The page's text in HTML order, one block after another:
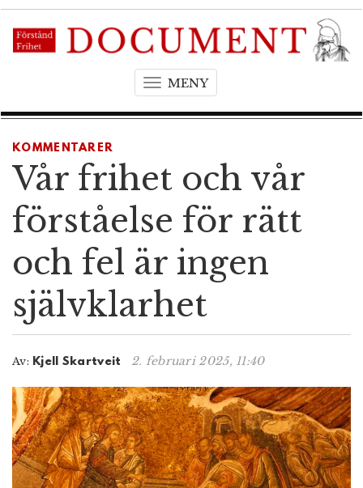
MENYT
g
e
a
g
t
i
o
KOMMENTARER
Vår frihet och vår
förståelse för rätt
och fel är ingen
självklarhet
Av: Kjell Skartveit 2. februari 2025, 11:40